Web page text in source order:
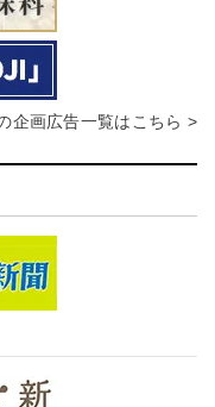
企画広告一覧はこちら >